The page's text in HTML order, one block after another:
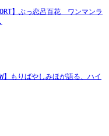
】ぶっ恋呂百花　ワンマンラ
】もりばやしみほが語る、ハイ